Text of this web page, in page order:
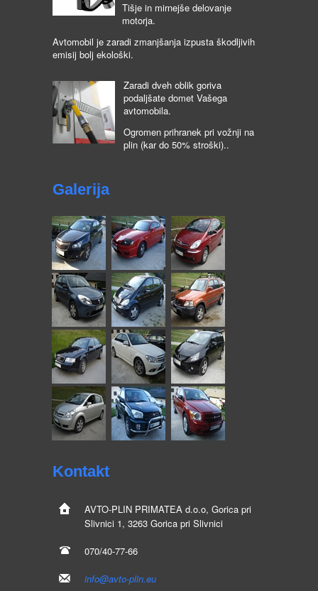
Tišje in mirnejše delovanje
motorja.
Avtomobil je zaradi zmanjšanja izpusta škodljivih
emisij bolj ekološki.
Zaradi dveh oblik goriva
podaljšate domet Vašega
avtomobila.
Ogromen prihranek pri vožnji na
plin (kar do 50% stroški)..
Galerija
Kontakt
AVTO-PLIN PRIMATEA d.o.o, Gorica pri
Slivnici 1, 3263 Gorica pri Slivnici
070/40-77-66
info@avto-plin.eu